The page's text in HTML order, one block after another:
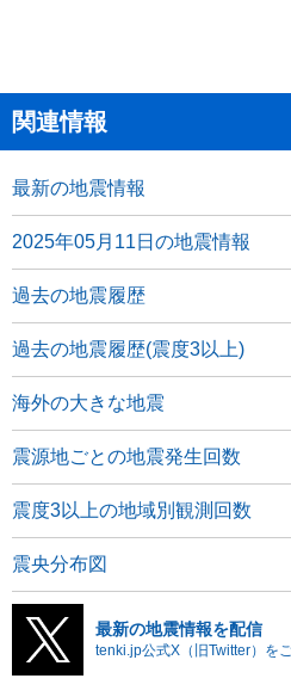
関連情報
最新の地震情報
2025年05月11日の地震情報
過去の地震履歴
過去の地震履歴(震度3以上)
海外の大きな地震
震源地ごとの地震発生回数
震度3以上の地域別観測回数
震央分布図
最新の地震情報を配信
tenki.jp公式X（旧Twitter）を